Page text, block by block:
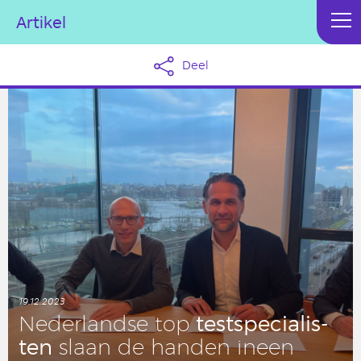
Artikel
Deel
Ne­der­land­se toptest­spe­ci­a­lis­
ten slaan de handen ineen
19.12.2023